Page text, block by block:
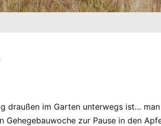
draußen im Garten unterwegs ist…
Gehegebauwoche zur Pause in den